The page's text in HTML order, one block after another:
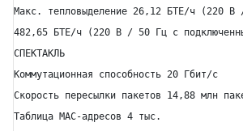
Макс. тепловыделение 26,12 БТЕ/ч (220 В
482,65 БТЕ/ч (220 В / 50 Гц с
СПЕКТАКЛЬ
Коммутационная способность 20 Гбит/с
Скорость пересылки пакетов 14,88 млн
Таблица MAC-адресов 4 тыс.